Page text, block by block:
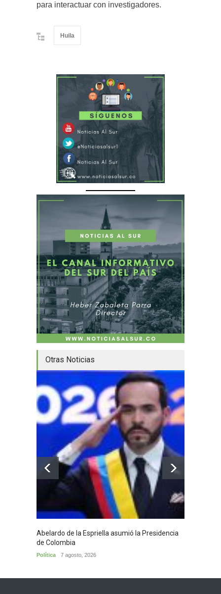
para interactuar con investigadores.
Huila
Otras Noticias
Abelardo de la Espriella asumió la Presidencia
de Colombia
Política 7 agosto, 2026